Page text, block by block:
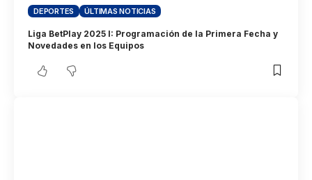
DEPORTES ÚLTIMAS NOTICIAS
Liga BetPlay 2025 I: Programación de la Primera Fecha y
Novedades en los Equipos